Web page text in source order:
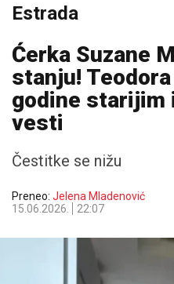
Estrada
Ćerka Suzane
stanju!
godine starijim
vesti
Čestitke se nižu
Preneo: Jelena Mladenović
15.06.2026.
22:07